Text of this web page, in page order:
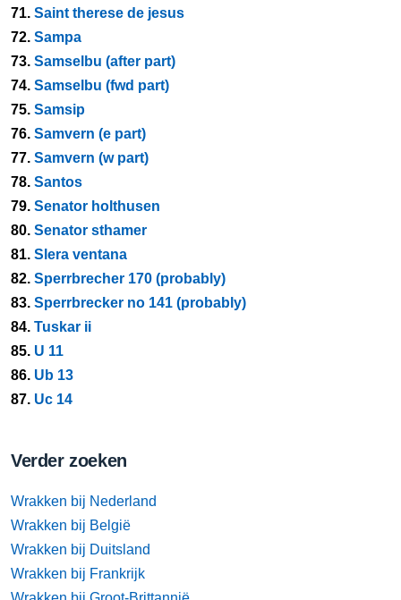
71. Saint therese de jesus
72. Sampa
73. Samselbu (after part)
74. Samselbu (fwd part)
75. Samsip
76. Samvern (e part)
77. Samvern (w part)
78. Santos
79. Senator holthusen
80. Senator sthamer
81. Slera ventana
82. Sperrbrecher 170 (probably)
83. Sperrbrecker no 141 (probably)
84. Tuskar ii
85. U 11
86. Ub 13
87. Uc 14
Verder zoeken
Wrakken bij Nederland
Wrakken bij België
Wrakken bij Duitsland
Wrakken bij Frankrijk